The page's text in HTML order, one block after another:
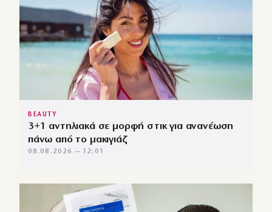
BEAUTY
3+1 αντηλιακά σε μορφή στικ για ανανέωση
πάνω από το μακιγιάζ
08.08.2026 — 12:01